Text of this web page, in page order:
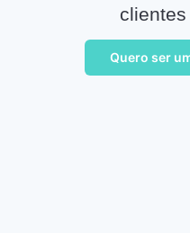
clientes
Quero ser